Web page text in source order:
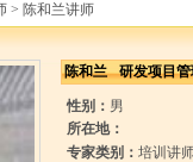
> 陈和兰讲师
陈和兰 研发项目
性别： 男
所在地：
专家类别： 培训讲